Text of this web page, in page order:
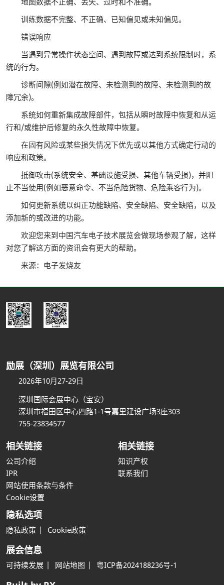
训练数据不完整、不正确、已知偏见或未知偏见。
错误响应
当遇到异常操作状态空间、遇到故障或达到系统限制时，系
统的行为。
诊断间隙(例如潜在故障、未检测到的故障、未检测到的故
障冗余)。
系统如何重新集成故障部件，包括从瞬时故障中恢复和从运
行和/或维护后修复的永久性故障中恢复。
在固有风险或某些损失情况下优先或以其他方式确定行动的
响应和政策。
抵御攻击(系统安全、基础设施受损、其他车辆受损)，并阻
止不当使用(例如恶意命令、不当危险货物、危险乘客行为)。
如何更新系统以纠正功能缺陷、安全缺陷、安全缺陷，以及
添加新的或改进的功能。
欢迎您来到中国汽车电子技术展览会做现场参观了解，这样
对您了解这方面的资讯会有更大的帮助。
来源：电子发烧友
励展（深圳）展览有限公司
2026年10月27-29日
深圳国际会展中心（宝安）
深圳市福田区中心四路1-1号嘉里建设广场3座303
755-23834577
相关链接
公司介绍
IPR
网站使用条款与条件
Cookie设置
相关链接
知识产权
联系我们
隐私选项
隐私政策 Cookie政策
展会信息
可持续发展 网站地图 粤ICP备2024188236号-1